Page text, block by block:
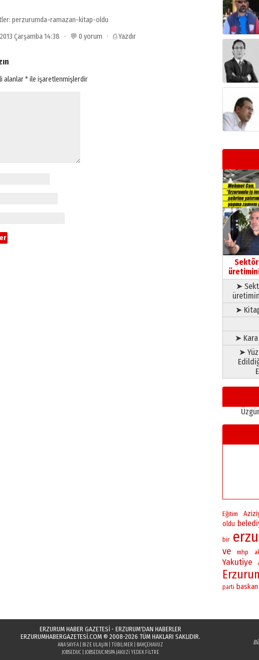
perzurumda-ramazan-kitap-oldu
Çarşamba 14:38 · 💬 0 yorum · ⎙ Yazdır
alanlar*ile işaretlenmişlerdir
➤
➤
➤ Kara
➤
Eğitim
oldu
bir
ve mhp
Yakutiye
parti baskan
ERZURUM HABER GAZETESİ - ERZURUM'DAN HABERLER
ERZURUMHABERGAZETESI.COM© 2008-2026 TÜM HAKLARI SAKLIDIR.
ANA SAYFA| BIZE ULAŞIN TÜBILMER
BAHÇEHAVUZ
JOBSEDUC
JOBSEDUCMSPA JAKUZI YEDEK FILTRE